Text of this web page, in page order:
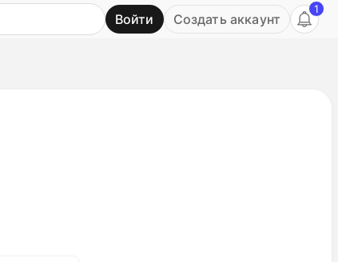
Войти Создать аккаунт
1